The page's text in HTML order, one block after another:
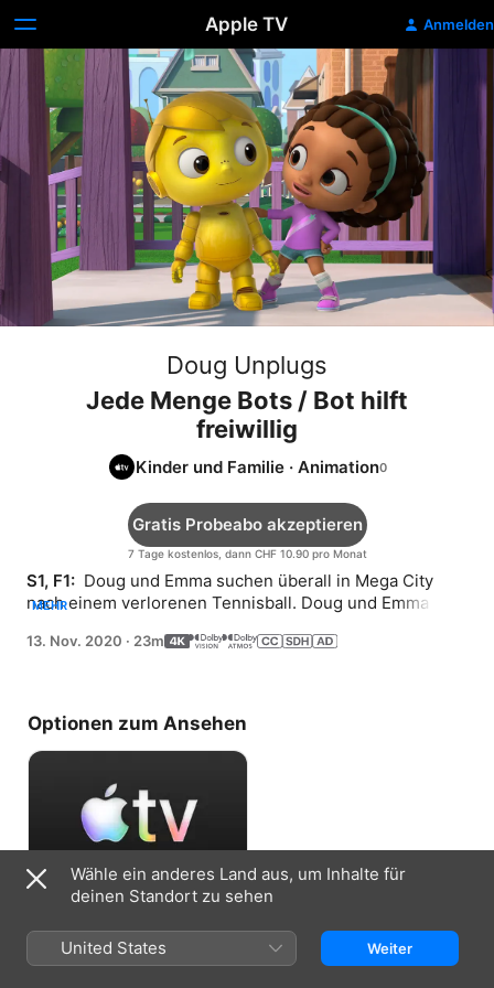
Apple TV Anmelden
Doug Unplugs
Jede Menge Bots / Bot hilft
freiwillig
Kinder und Familie · Animation
7 Tage kostenlos, dann CHF 10.90 pro Monat
Gratis Probeabo akzeptieren
S1, F1: Doug und Emma suchen überall in Mega City
nach einem verlorenen Tennisball. Doug und Emma
MEHR
13. Nov. 2020 · 23m
Optionen zum Ansehen
Wähle ein anderes Land aus, um Inhalte für
deinen Standort zu sehen
United States Weiter